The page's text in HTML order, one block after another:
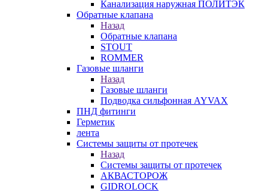
Канализация наружная ПОЛИТЭК
Обратные клапана
Назад
Обратные клапана
STOUT
ROMMER
Газовые шланги
Назад
Газовые шланги
Подводка сильфонная AYVAX
ПНД фитинги
Герметик
лента
Системы защиты от протечек
Назад
Системы защиты от протечек
АКВАСТОРОЖ
GIDROLOCK